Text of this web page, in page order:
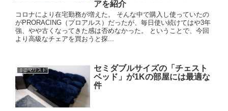
アを紹介
コロナにより在宅勤務が増えた。 そんな中で購入し使っていたの
がPRORACING（プロアルス）だったが、毎日使い続けてはや3年
強、やや古くなってきた感は否めなかった。 ということで、今回
より高級なチェアを買おうと探...
ミニマリスト
セミダブルサイズの「チェスト
ベッド」が1Kの部屋には最適な
件